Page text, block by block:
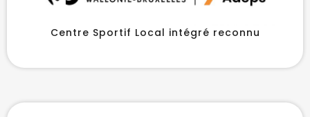
Centre Sportif Local intégré reconnu